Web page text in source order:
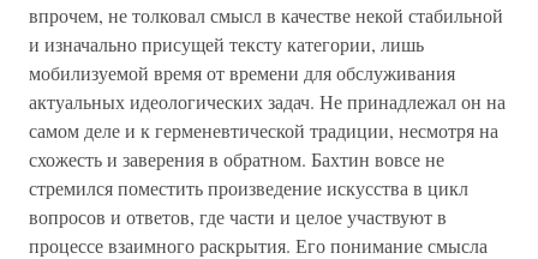
впрочем, не толковал смысл в качестве некой стабильной
и изначально присущей тексту категории, лишь
мобилизуемой время от времени для обслуживания
актуальных идеологических задач. Не принадлежал он на
самом деле и к герменевтической традиции, несмотря на
схожесть и заверения в обратном. Бахтин вовсе не
стремился поместить произведение искусства в цикл
вопросов и ответов, где части и целое участвуют в
процессе взаимного раскрытия. Его понимание смысла